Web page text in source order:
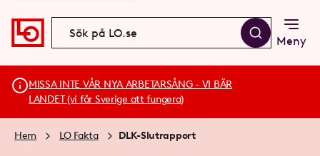
Meny
MISSA INTE VÅR NYA ARBETARSÅNG - VI BÄR
LANDET (vi får Sverige att fungera)
Hem LO Fakta DLK-Slutrapport